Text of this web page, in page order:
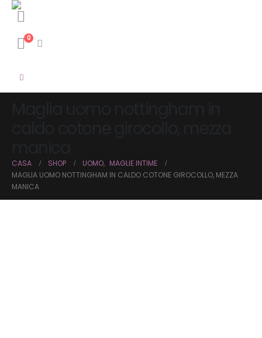
0
CASA SHOP UOMO, MAGLIE INTIME
MAGLIA UOMO NOTTINGHAM IN CALDO COTONE GIROCOLLO, MEZZA
MANICA